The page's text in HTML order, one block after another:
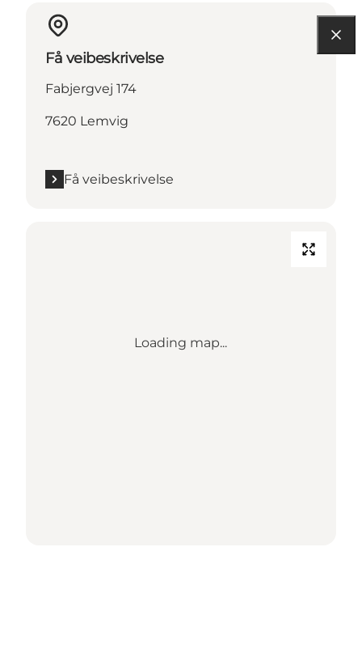
Få veibeskrivelse
Fabjergvej 174
7620 Lemvig
Få veibeskrivelse
Loading map...